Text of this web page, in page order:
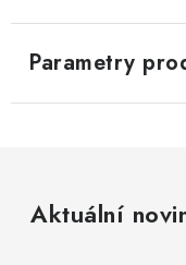
Parametry
Aktuální